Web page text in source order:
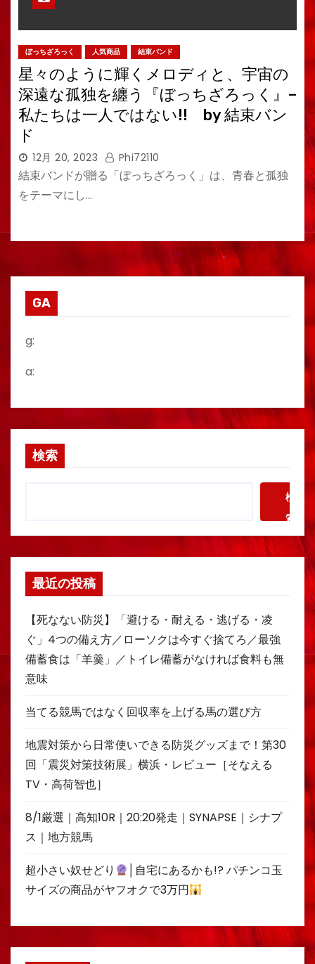
ぼっちざろっく 人気商品 結束バンド
星々のように輝くメロディと、宇宙の
深遠な孤独を纏う『ぼっちざろっく』–
私たちは一人ではない!! by 結束バン
ド
12月 20, 2023 Phi72110
結束バンドが贈る「ぼっちざろっく」は、青春と孤独
をテーマにし…
GA
g:
a:
検索
検
索
最近の投稿
【死なない防災】「避ける・耐える・逃げる・凌
ぐ」4つの備え方／ローソクは今すぐ捨てろ／最強
備蓄食は「羊羹」／トイレ備蓄がなければ食料も無
意味
当てる競馬ではなく回収率を上げる馬の選び方
地震対策から日常使いできる防災グッズまで！第30
回「震災対策技術展」横浜・レビュー［そなえる
TV・高荷智也］
8/1厳選｜高知10R｜20:20発走｜SYNAPSE｜シナプ
ス｜地方競馬
超小さい奴せどり
│自宅にあるかも!? パチンコ玉
サイズの商品がヤフオクで3万円